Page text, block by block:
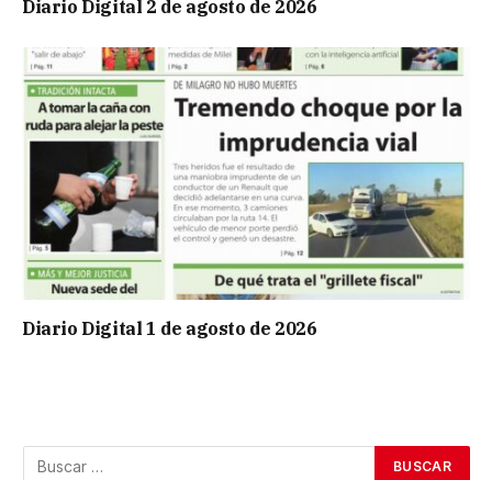
Diario Digital 2 de agosto de 2026
Diario Digital 1 de agosto de 2026